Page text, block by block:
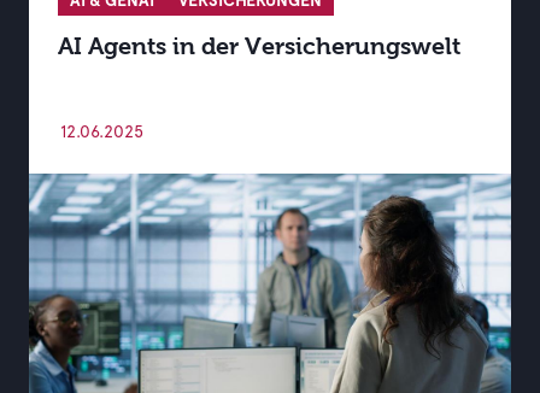
AI Agents in der Versicherungswelt
12.06.2025